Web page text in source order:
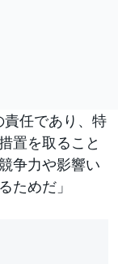
責任であり、特
置を取ること
争力や影響い
ためだ」